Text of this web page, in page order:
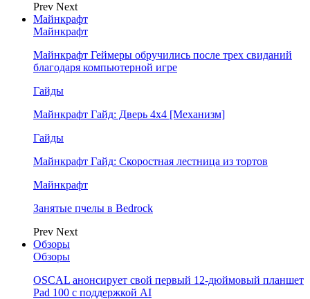
Prev Next
Майнкрафт
Майнкрафт
Майнкрафт Геймеры обручились после трех свиданий
благодаря компьютерной игре
Гайды
Майнкрафт Гайд: Дверь 4х4 [Механизм]
Гайды
Майнкрафт Гайд: Скоростная лестница из тортов
Майнкрафт
Занятые пчелы в Bedrock
Prev Next
Обзоры
Обзоры
OSCAL анонсирует свой первый 12-дюймовый планшет
Pad 100 с поддержкой AI